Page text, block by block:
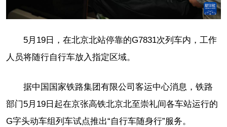
5月19日，在北京北站停靠的G7831次列车内，工作
人员将随行自行车放入指定区域。
据中国国家铁路集团有限公司客运中心消息，铁路
部门5月19日起在京张高铁北京北至崇礼间各车站运行的
G字头动车组列车试点推出“自行车随身行”服务。